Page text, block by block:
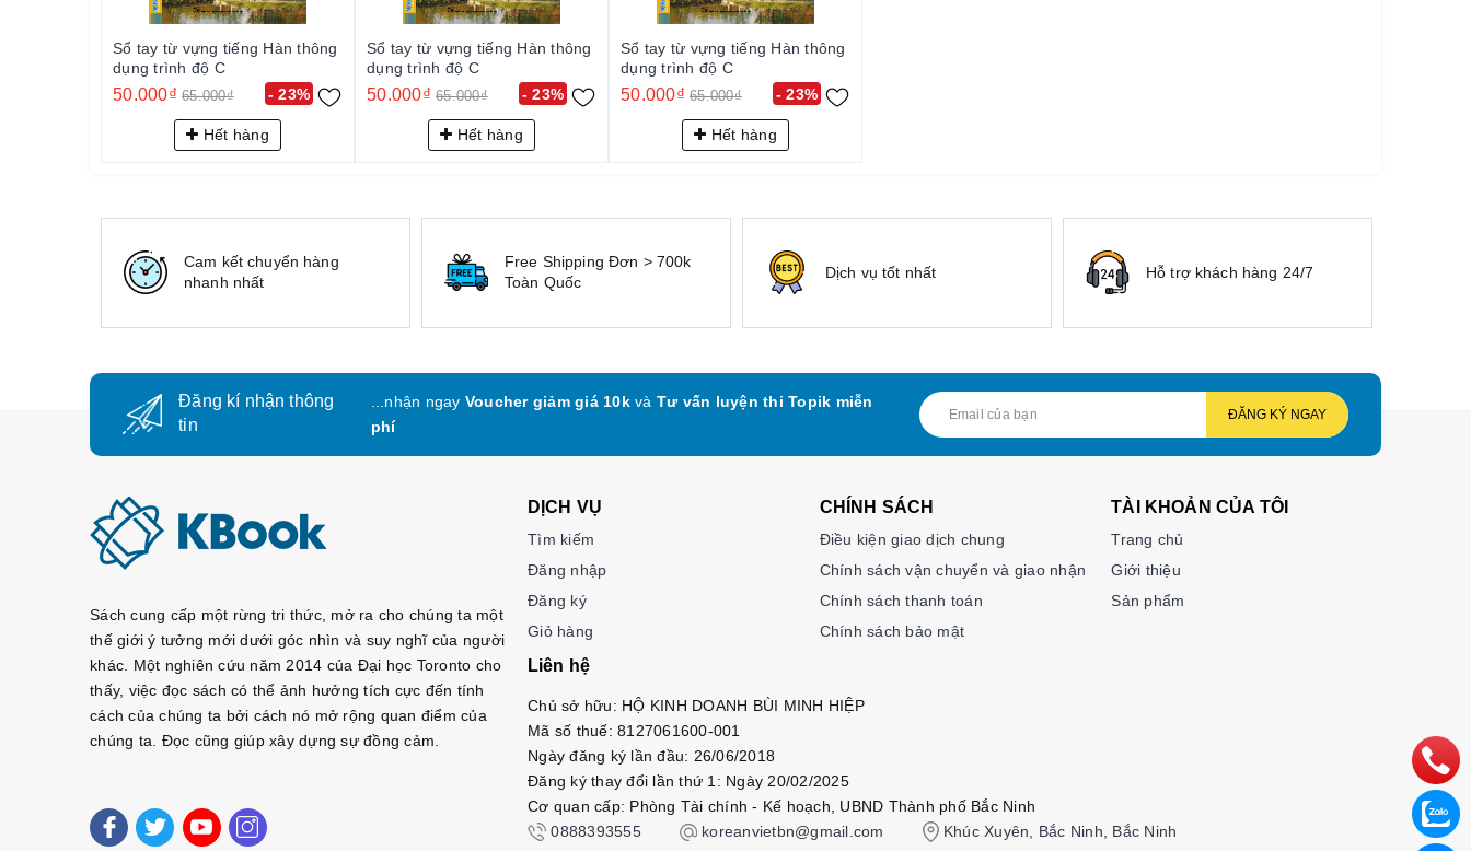
- 23%
Sổ tay từ vựng tiếng Hàn thông
dụng trình độ C
50.000₫ 65.000₫
Hết hàng
- 23%
Sổ tay từ vựng tiếng Hàn thông
dụng trình độ C
50.000₫ 65.000₫
Hết hàng
- 23%
Sổ tay từ vựng tiếng Hàn thông
dụng trình độ C
50.000₫ 65.000₫
Hết hàng
Cam kết chuyển hàng
nhanh nhất
Free Shipping Đơn > 700k
Toàn Quốc
Dịch vụ tốt nhất Hỗ trợ khách hàng 24/7
Đăng kí nhận thông
tin
...nhận ngay Voucher giảm giá 10kvà Tư vấn luyện thi Topik miễn
phí
ĐĂNG KÝ NGAY
Sách cung cấp một rừng tri thức, mở ra cho chúng ta một
thế giới ý tưởng mới dưới góc nhìn và suy nghĩ của người
khác. Một nghiên cứu năm 2014 của Đại học Toronto cho
thấy, việc đọc sách có thể ảnh hưởng tích cực đến tính
cách của chúng ta bởi cách nó mở rộng quan điểm của
chúng ta. Đọc cũng giúp xây dựng sự đồng cảm.
DỊCH VỤ
Tìm kiếm
Đăng nhập
Đăng ký
Giỏ hàng
CHÍNH SÁCH
Điều kiện giao dịch chung
Chính sách vận chuyển và giao nhận
Chính sách thanh toán
Chính sách bảo mật
TÀI KHOẢN CỦA TÔI
Trang chủ
Giới thiệu
Sản phẩm
Liên hệ
Chủ sở hữu: HỘ KINH DOANH BÙI MINH HIỆP
Mã số thuế: 8127061600-001
Ngày đăng ký lần đầu: 26/06/2018
Đăng ký thay đổi lần thứ 1: Ngày 20/02/2025
Cơ quan cấp: Phòng Tài chính - Kế hoạch, UBND Thành phố Bắc Ninh
0888393555
koreanvietbn@gmail.com Khúc Xuyên, Bắc Ninh, Bắc Ninh